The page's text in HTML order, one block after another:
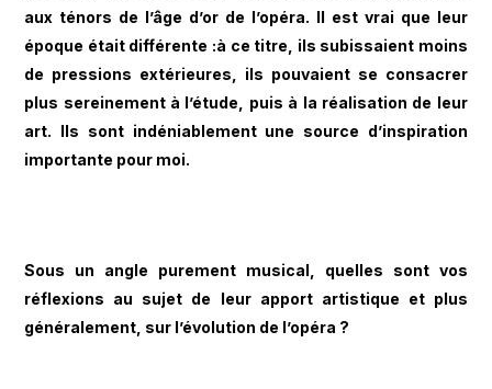
aux ténors de l’âge d’or de l’opéra. Il est vrai que leur
époque était différente :à ce titre, ils subissaient moins
de pressions extérieures, ils pouvaient se consacrer
plus sereinement à l’étude, puis à la réalisation de leur
art. Ils sont indéniablement une source d’inspiration
importante pour moi.
Sous un angle purement musical, quelles sont vos
réflexions au sujet de leur apport artistique et plus
généralement, sur l’évolution de l’opéra ?